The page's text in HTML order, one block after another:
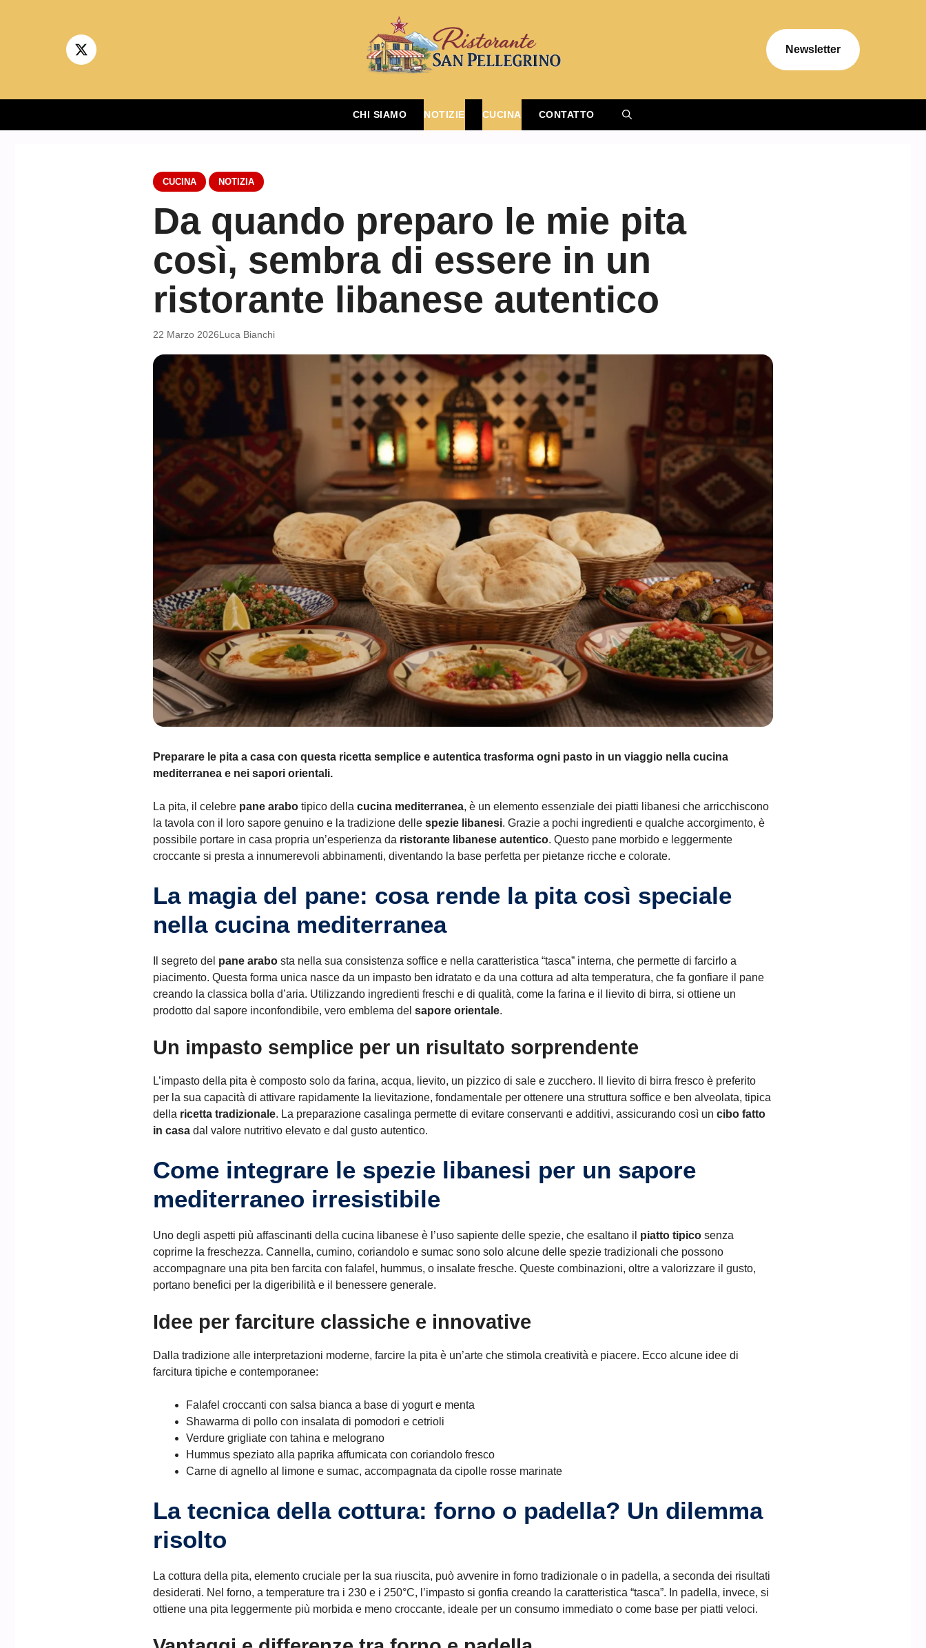
Newsletter
CHI SIAMO NOTIZIE CUCINA CONTATTO
CUCINA NOTIZIA
Da quando preparo le mie pita
così, sembra di essere in un
ristorante libanese autentico
22 Marzo 2026Luca Bianchi
Preparare le pita a casa con questa ricetta semplice e autentica trasforma ogni pasto in un viaggio nella cucina
mediterranea e nei sapori orientali.
La pita, il celebre pane arabo tipico della cucina mediterranea, è un elemento essenziale dei piatti libanesi che arricchiscono
la tavola con il loro sapore genuino e la tradizione delle spezie libanesi. Grazie a pochi ingredienti e qualche accorgimento, è
possibile portare in casa propria un’esperienza da ristorante libanese autentico. Questo pane morbido e leggermente
croccante si presta a innumerevoli abbinamenti, diventando la base perfetta per pietanze ricche e colorate.
La magia del pane: cosa rende la pita così speciale
nella cucina mediterranea
Il segreto del pane arabo sta nella sua consistenza soffice e nella caratteristica “tasca” interna, che permette di farcirlo a
piacimento. Questa forma unica nasce da un impasto ben idratato e da una cottura ad alta temperatura, che fa gonfiare il pane
creando la classica bolla d’aria. Utilizzando ingredienti freschi e di qualità, come la farina e il lievito di birra, si ottiene un
prodotto dal sapore inconfondibile, vero emblema del sapore orientale.
Un impasto semplice per un risultato sorprendente
L’impasto della pita è composto solo da farina, acqua, lievito, un pizzico di sale e zucchero. Il lievito di birra fresco è preferito
per la sua capacità di attivare rapidamente la lievitazione, fondamentale per ottenere una struttura soffice e ben alveolata, tipica
della ricetta tradizionale. La preparazione casalinga permette di evitare conservanti e additivi, assicurando così un cibo fatto
in casa dal valore nutritivo elevato e dal gusto autentico.
Come integrare le spezie libanesi per un sapore
mediterraneo irresistibile
Uno degli aspetti più affascinanti della cucina libanese è l’uso sapiente delle spezie, che esaltano il piatto tipico senza
coprirne la freschezza. Cannella, cumino, coriandolo e sumac sono solo alcune delle spezie tradizionali che possono
accompagnare una pita ben farcita con falafel, hummus, o insalate fresche. Queste combinazioni, oltre a valorizzare il gusto,
portano benefici per la digeribilità e il benessere generale.
Idee per farciture classiche e innovative
Dalla tradizione alle interpretazioni moderne, farcire la pita è un’arte che stimola creatività e piacere. Ecco alcune idee di
farcitura tipiche e contemporanee:
Falafel croccanti con salsa bianca a base di yogurt e menta
Shawarma di pollo con insalata di pomodori e cetrioli
Verdure grigliate con tahina e melograno
Hummus speziato alla paprika affumicata con coriandolo fresco
Carne di agnello al limone e sumac, accompagnata da cipolle rosse marinate
La tecnica della cottura: forno o padella? Un dilemma
risolto
La cottura della pita, elemento cruciale per la sua riuscita, può avvenire in forno tradizionale o in padella, a seconda dei risultati
desiderati. Nel forno, a temperature tra i 230 e i 250°C, l’impasto si gonfia creando la caratteristica “tasca”. In padella, invece, si
ottiene una pita leggermente più morbida e meno croccante, ideale per un consumo immediato o come base per piatti veloci.